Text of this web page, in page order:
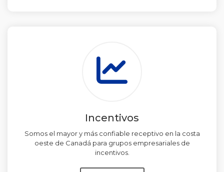
Incentivos
Somos el mayor y más confiable receptivo en la costa
oeste de Canadá para grupos empresariales de
incentivos.